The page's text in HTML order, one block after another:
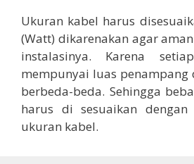
Ukuran kabel harus
(Watt) dikarenakan agar
instalasinya. Karena
mempunyai luas penampang
berbeda-beda. Sehingga
harus di sesuaikan dengan
ukuran kabel.